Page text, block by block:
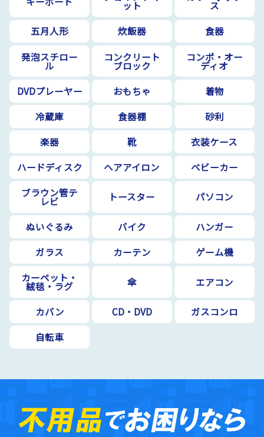
ット
ス
五月人形
炊飯器
食器
発泡スチロー
ル
コンクリート
ブロック
コンポ・オー
ディオ
DVDプレーヤー
おもちゃ
着物
冷蔵庫
食器棚
砂利
楽器
靴
衣装ケース
ハードディスク
ヘアアイロン
ベビーカー
ブラウン管テ
レビ トースター パソコン
ぬいぐるみ バイク
ハンガー
ガラス
カーテン
ゲーム機
カーペット・
絨毯・ラグ 傘 エアコン
カバン CD・DVD
ガスコンロ
自転車